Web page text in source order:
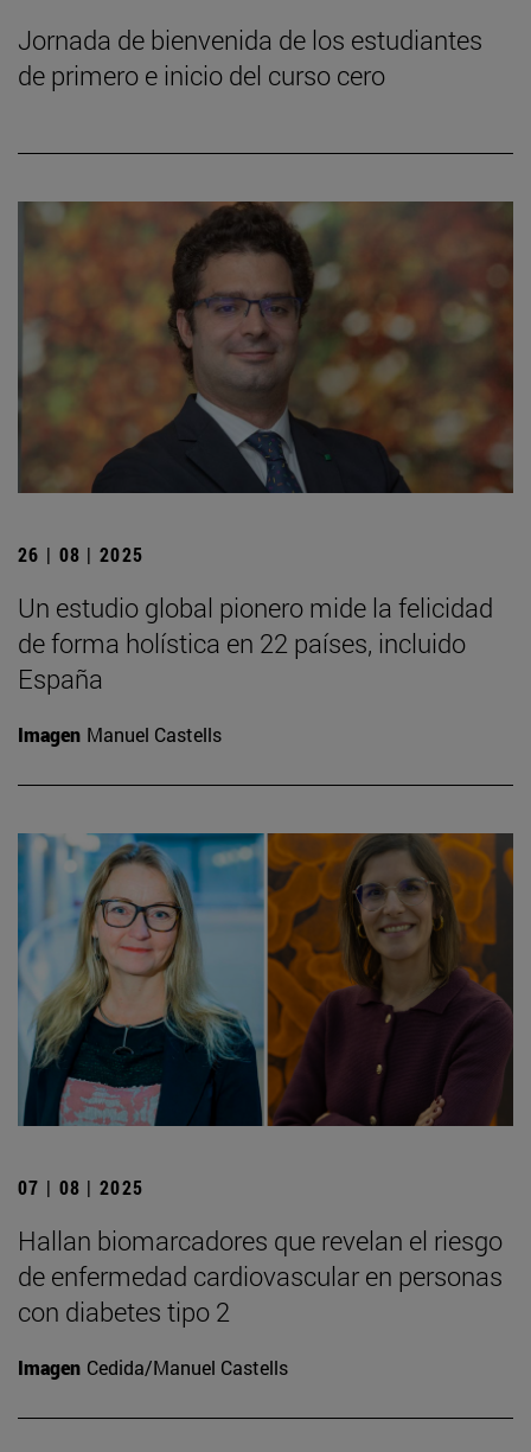
Jornada de bienvenida de los estudiantes
de primero e inicio del curso cero
26 | 08 | 2025
Un estudio global pionero mide la felicidad
de forma holística en 22 países, incluido
España
Imagen Manuel Castells
07 | 08 | 2025
Hallan biomarcadores que revelan el riesgo
de enfermedad cardiovascular en personas
con diabetes tipo 2
Imagen Cedida/Manuel Castells